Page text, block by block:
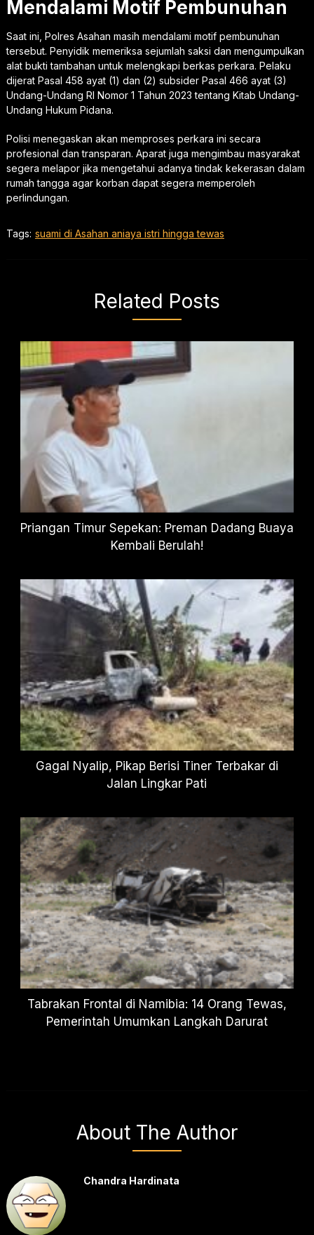
Mendalami Motif Pembunuhan
Saat ini, Polres Asahan masih mendalami motif pembunuhan
tersebut. Penyidik memeriksa sejumlah saksi dan mengumpulkan
alat bukti tambahan untuk melengkapi berkas perkara. Pelaku
dijerat Pasal 458 ayat (1) dan (2) subsider Pasal 466 ayat (3)
Undang-Undang RI Nomor 1 Tahun 2023 tentang Kitab Undang-
Undang Hukum Pidana.
Polisi menegaskan akan memproses perkara ini secara
profesional dan transparan. Aparat juga mengimbau masyarakat
segera melapor jika mengetahui adanya tindak kekerasan dalam
rumah tangga agar korban dapat segera memperoleh
perlindungan.
Tags: suami di Asahan aniaya istri hingga tewas
Related Posts
Priangan Timur Sepekan: Preman Dadang Buaya
Kembali Berulah!
Gagal Nyalip, Pikap Berisi Tiner Terbakar di
Jalan Lingkar Pati
Tabrakan Frontal di Namibia: 14 Orang Tewas,
Pemerintah Umumkan Langkah Darurat
About The Author
Chandra Hardinata